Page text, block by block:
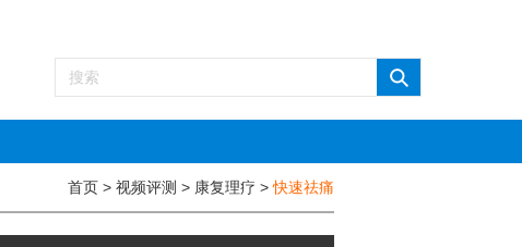
首页 > 视频评测 > 康复理疗 >快速祛痛